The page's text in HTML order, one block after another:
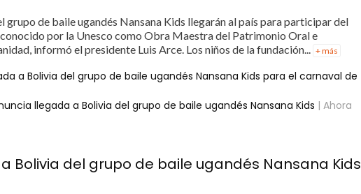
grupo de baile ugandés Nansana Kids llegarán al país para participar del
por la Unesco como Obra Maestra del Patrimonio Oral e
informó el presidente Luis Arce. Los niños de la fundación...
+ más
a Bolivia del grupo de baile ugandés Nansana Kids para el carnaval de
llegada a Bolivia del grupo de baile ugandés Nansana Kids | Ahora
Bolivia del grupo de baile ugandés Nansana Kids